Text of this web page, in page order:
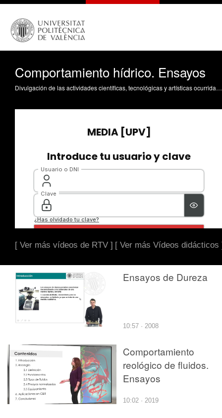
Comportamiento hídrico. Ensayos
Divulgación de las actividades científicas, tecnológicas y artísticas ocurridas en los tres campus de la UPV
[ Ver más vídeos de RTV ] [ Ver más Vídeos didácticos
Ensayos de Dureza
10:57 · 2008
Comportamiento
reológico de fluidos.
Ensayos
10:02 · 2019